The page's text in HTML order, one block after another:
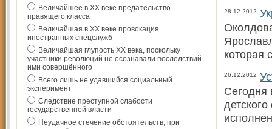
Величайшее в ХХ веке предательство
правящего класса
Величайшая в ХХ веке провокация
иностранных спецслужб
Величайшая глупость ХХ века, поскольку
участники революций не осознавали последствий
ими совершённого
Всего лишь не удавшийся социальный
эксперимент
Следствие преступной слабости
государственной власти
Неудачное стечение обстоятельств, при
28.12.2012
которая
26.12.2012
Сегодня